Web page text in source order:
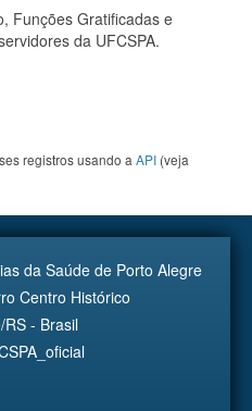
Funções Gratificadas e
da UFCSPA.
registros usando a API (veja
da Saúde de Porto Alegre
Centro Histórico
- Brasil